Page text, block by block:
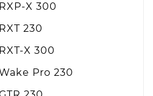
X 300
230
X 300
Pro 230